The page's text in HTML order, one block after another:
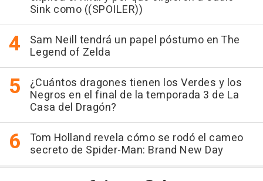
Sink como ((SPOILER))
Sam Neill tendrá un papel póstumo en The
Legend of Zelda
¿Cuántos dragones tienen los Verdes y los
Negros en el final de la temporada 3 de La
Casa del Dragón?
Tom Holland revela cómo se rodó el cameo
secreto de Spider-Man: Brand New Day